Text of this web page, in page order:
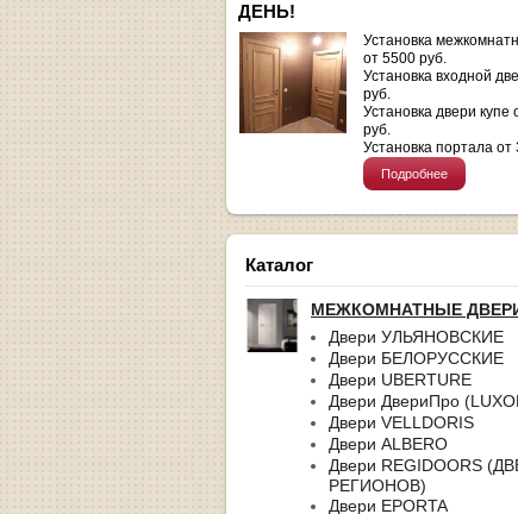
ДЕНЬ!
Установка
от 5500 руб.
Установка входной
руб.
Установка двери купе
руб.
Установка портала от
Подробнее
Каталог
МЕЖКОМНАТНЫЕ
Двери УЛЬЯНОВСКИЕ
Двери БЕЛОРУССКИЕ
Двери UBERTURE
Двери ДвериПро
Двери VELLDORIS
Двери ALBERO
Двери REGIDOORS
РЕГИОНОВ)
Двери EPORTA